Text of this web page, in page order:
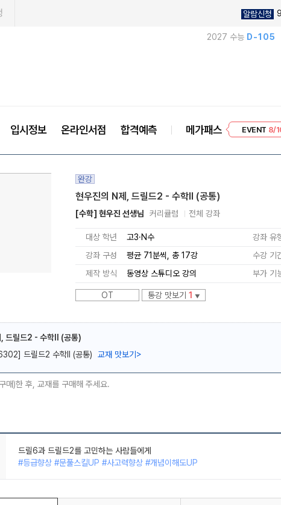
알람신청
2027 수능 D-105
메가스터디
입시정보 온라인서점 합격예측 메가패스
EVENT 8/
완강
현우진의 N제, 드릴드2 - 수학ll (공통)
[수학] 현우진 선생님 커리큘럼 전체 강좌
대상 학년 고3·N수 강좌 유
강좌 구성
평균 71분씩, 총 17강 수강 기
제작 방식
동영상 스튜디오 강의 부가 기
OT 통강 맛보기 1 ▼
드릴드2 - 수학ll (공통)
드릴드2 수학Ⅱ (공통) 교재 맛보기 >
매)한 후, 교재를 구매해 주세요.
드릴6과 드릴드2를 고민하는 사람들에게
#등급향상 #문풀스킬UP #사고력향상 #개념이해도UP